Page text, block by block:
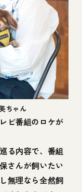
ちゃん
ビ番組のロケが
る内容で、番組
さんが飼いたい
無理なら全然飼